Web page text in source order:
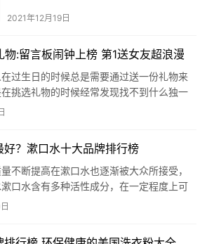
2021年12月19日
物:留言板闹钟上榜 第1送女友超浪漫
生日的时候总是需要通过送一份礼物来
挑选礼物的时候经常发现找不到什么独一
东西过于普通。那么有那些礼物是独一无
3. 可定制照片抱枕 …
？漱口水十大品牌排行榜
断提高在漱口水也逐渐被大众所接受，
口水含有多种活性成分，在一定程度上可
题的出现，那么什么牌子的漱口水最好呢?